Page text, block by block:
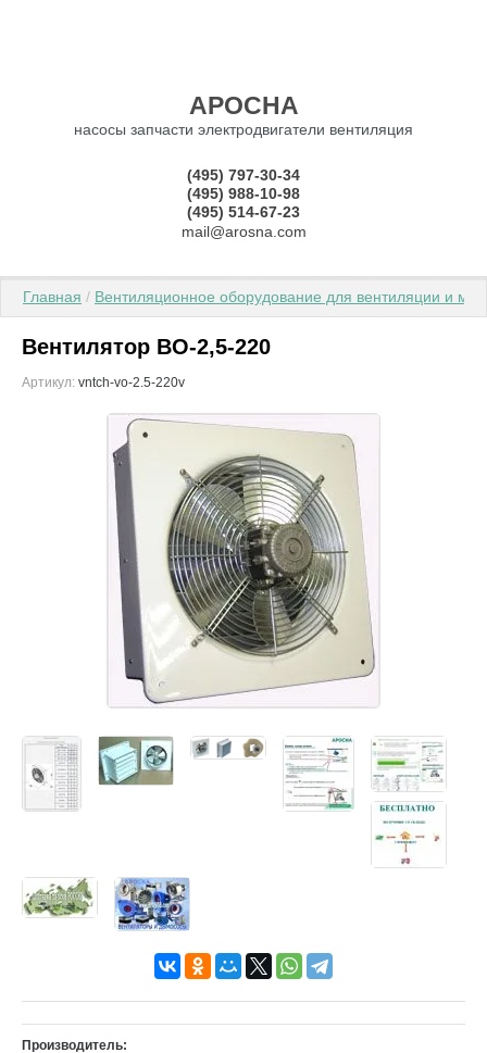
АРОСНА
насосы запчасти электродвигатели вентиляция
(495) 797-30-34
(495) 988-10-98
(495) 514-67-23
mail@arosna.com
Главная / Вентиляционное оборудование для вентиляции и
Вентилятор ВО-2,5-220
Артикул: vntch-vo-2.5-220v
Производитель: